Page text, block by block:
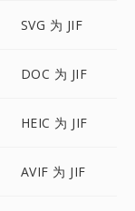
SVG 为 JIF
DOC 为 JIF
HEIC 为 JIF
AVIF 为 JIF